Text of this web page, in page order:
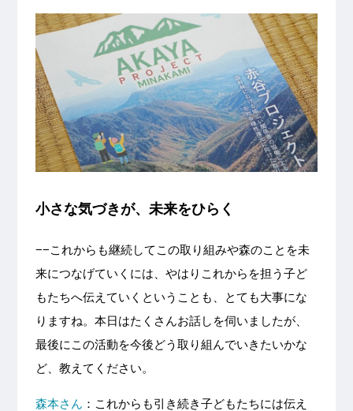
小さな気づきが、未来をひらく
−−これからも継続してこの取り組みや森のことを未
来につなげていくには、やはりこれからを担う子ど
もたちへ伝えていくということも、とても大事にな
りますね。本日はたくさんお話しを伺いましたが、
最後にこの活動を今後どう取り組んでいきたいかな
ど、教えてください。
森本さん ：これからも引き続き子どもたちには伝え